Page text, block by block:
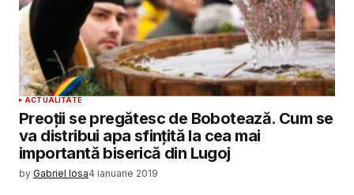
ACTUALITATE
Preoţii se pregătesc de Bobotează. Cum se
va distribui apa sfinţită la cea mai
importantă biserică din Lugoj
by Gabriel Iosa4 ianuarie 2019